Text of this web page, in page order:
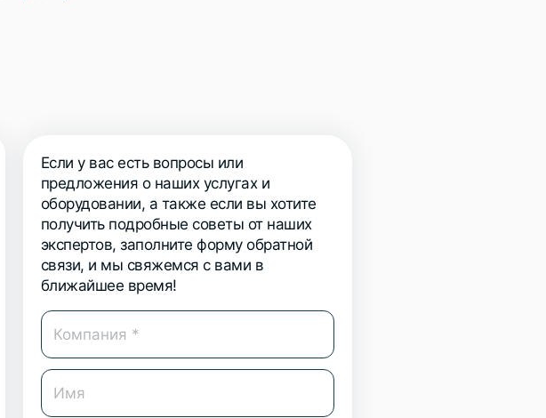
Если у вас есть вопросы или
предложения о наших услугах и
оборудовании, а также если вы хотите
получить подробные советы от наших
экспертов, заполните форму обратной
связи, и мы свяжемся с вами в
ближайшее время!